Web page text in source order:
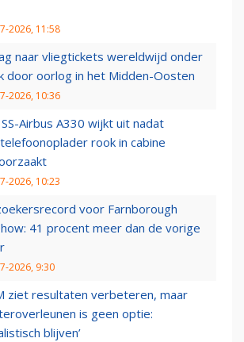
2026, 11:58
naar vliegtickets wereldwijd onder
door oorlog in het Midden-Oosten
2026, 10:36
Airbus A330 wijkt uit nadat
rook in cabine
2026, 10:23
voor Farnborough
41 procent meer dan de vorige
2026, 9:30
ziet resultaten verbeteren, maar
is geen optie:
blijven’